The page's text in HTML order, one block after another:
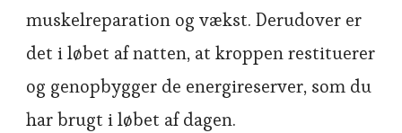
muskelreparation og vækst. Derudover er
det i løbet af natten, at kroppen restituerer
og genopbygger de energireserver, som du
har brugt i løbet af dagen.